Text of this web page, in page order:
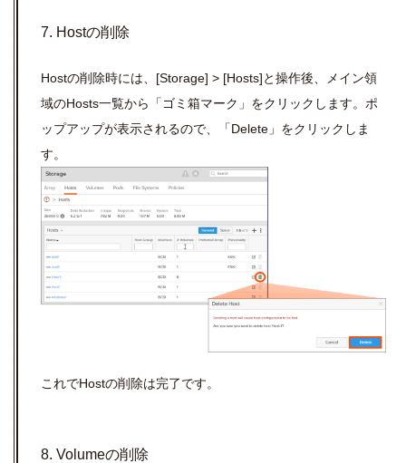
7. Hostの削除
Hostの削除時には、[Storage] > [Hosts]と操作後、メイン領
域のHosts一覧から「ゴミ箱マーク」をクリックします。ポ
ップアップが表示されるので、「Delete」をクリックしま
す。
これでHostの削除は完了です。
8. Volumeの削除